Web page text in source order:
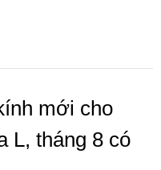
mới cho
L, tháng 8 có